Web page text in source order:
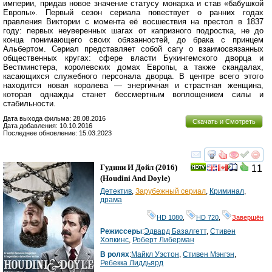
империи, придав новое значение статусу монарха и став «бабушкой
Европы». Первый сезон сериала повествует о ранних годах
правления Виктории с момента её восшествия на престол в 1837
году: первых неуверенных шагах от капризного подростка, не до
конца понимающего своих обязанностей, до брака с принцем
Альбертом. Сериал представляет собой сагу о взаимосвязанных
общественных кругах: сфере власти Букингемского дворца и
Вестминстера, королевских домах Европы, а также скандалах,
касающихся служебного персонала дворца. В центре всего этого
находится новая королева — энергичная и страстная женщина,
которая однажды станет бессмертным воплощением силы и
стабильности.
Скачать и Смотреть
Дата выхода фильма: 28.08.2016
Дата добавления: 10.10.2016
Последнее обновление: 15.03.2023
смотреть
11
Гудини И Дойл (2016)
(Houdini And Doyle)
Детектив Зарубежный сериал Криминал
драма
HD 1080 HD 720 Завершён
Режиссеры:Эдвард Базалгетт, Стивен
Хопкинс Роберт Либерман
В ролях:Майкл Уэстон Стивен Мэнгэн
Ребекка Лиддьярд